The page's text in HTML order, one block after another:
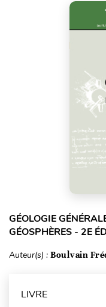
GÉOLOGIE
GÉOSPHÈRES - 2E
Auteur(s) : Boulvain
LIVRE